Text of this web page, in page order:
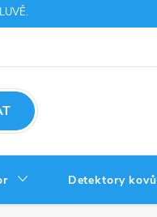
údajů
Detektory kovů